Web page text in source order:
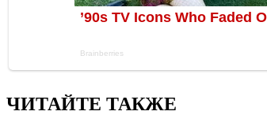
ЧИТАЙТЕ ТАКЖЕ